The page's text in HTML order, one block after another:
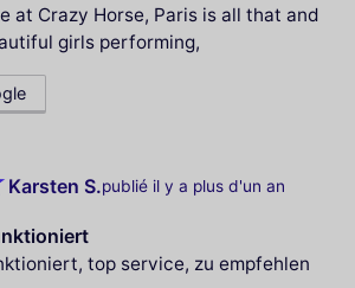
at Crazy Horse, Paris is all that and
girls performing,
Karsten S.publié il y a plus d'un an
top service, zu empfehlen